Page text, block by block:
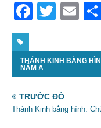
F
c
e
o
T
itt
er
E
ai
l
THÁNH KINH BẰNG
NĂM A
TRƯỚC ĐÓ
Thánh Kinh bằng hình: